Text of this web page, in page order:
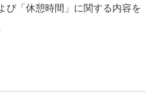
び「休憩時間」に関する内容を